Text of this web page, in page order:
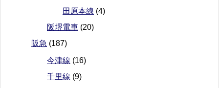
田原本線 (4)
阪堺電車 (20)
阪急 (187)
今津線 (16)
千里線 (9)